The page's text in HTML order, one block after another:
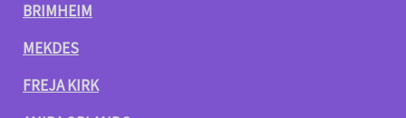
BRIMHEIM
MEKDES
FREJA KIRK